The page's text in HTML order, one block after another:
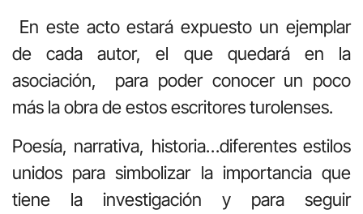
En este acto estará expuesto un ejemplar
de cada autor, el que quedará en la
asociación, para poder conocer un poco
más la obra de estos escritores turolenses.
Poesía, narrativa, historia…diferentes estilos
unidos para simbolizar la importancia que
tiene la investigación y para seguir